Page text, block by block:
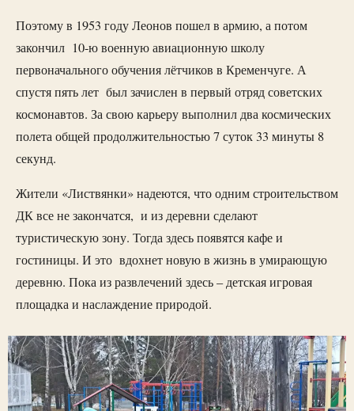
Поэтому в 1953 году Леонов пошел в армию, а потом
закончил 10-ю военную авиационную школу
первоначального обучения лётчиков в Кременчуге. А
спустя пять лет был зачислен в первый отряд советских
космонавтов. За свою карьеру выполнил два космических
полета общей продолжительностью 7 суток 33 минуты 8
секунд.
Жители «Листвянки» надеются, что одним строительством
ДК все не закончатся, и из деревни сделают
туристическую зону. Тогда здесь появятся кафе и
гостиницы. И это вдохнет новую в жизнь в умирающую
деревню. Пока из развлечений здесь – детская игровая
площадка и наслаждение природой.